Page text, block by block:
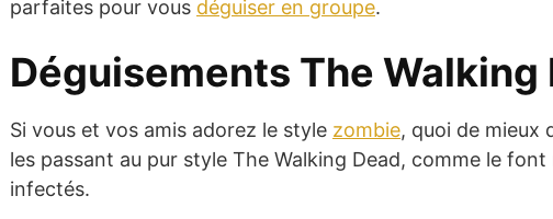
parfaites pour vous déguiser en groupe.
Déguisements The Walking
Si vous et vos amis adorez le style zombie, quoi de mieux
les passant au pur style The Walking Dead, comme le
infectés.